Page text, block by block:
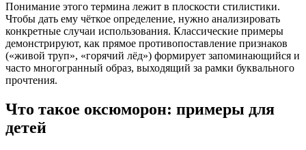
Понимание этого термина лежит в плоскости стилистики.
Чтобы дать ему чёткое определение, нужно анализировать
конкретные случаи использования. Классические примеры
демонстрируют, как прямое противопоставление признаков
(«живой труп», «горячий лёд») формирует запоминающийся и
часто многогранный образ, выходящий за рамки буквального
прочтения.
Что такое оксюморон: примеры для
детей